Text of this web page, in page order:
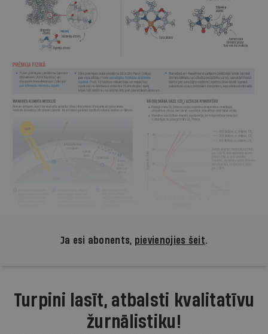
Ja esi abonents, pievienojies šeit.
Turpini lasīt, atbalsti kvalitatīvu
žurnālistiku!